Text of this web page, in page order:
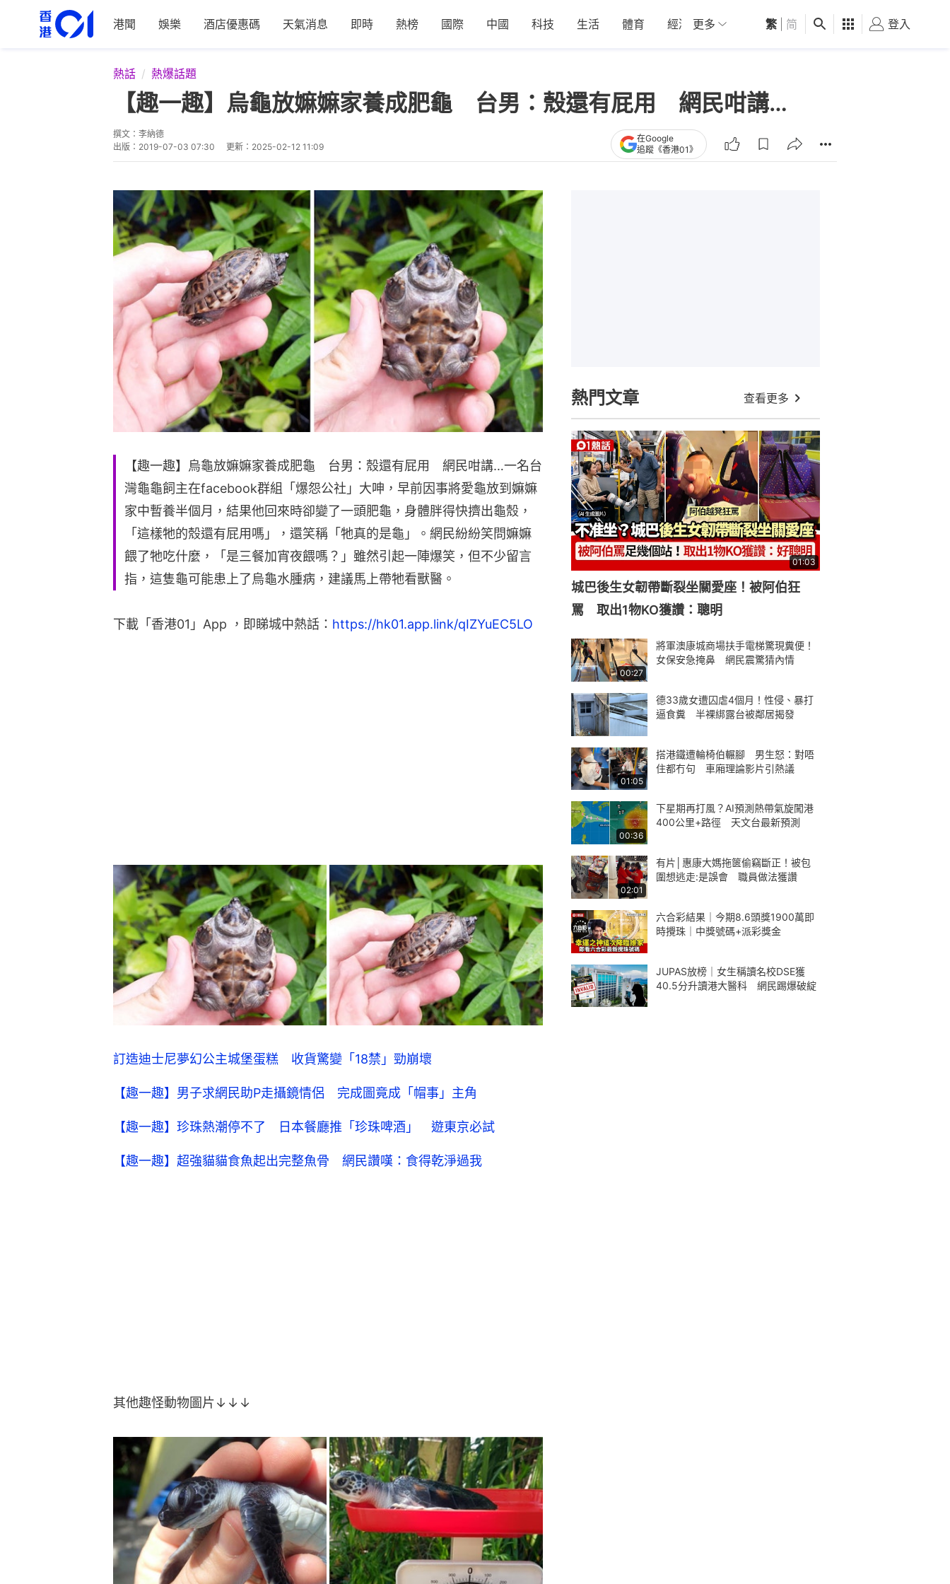
港聞 娛樂 酒店優惠碼 天氣消息 即時 熱榜 國際 中國 科技 生活 體育 經濟 01深圳 觀點 健康 好食玩飛
更多 繁 简 登入
熱話 熱爆話題
【趣一趣】烏龜放嫲嫲家養成肥龜 台男：殼還有屁用 網民咁講…
撰文： 李納德
出版： 2019-07-03 07:30 更新： 2025-02-12 11:09
在Google
追蹤《香港01》
【趣一趣】烏龜放嫲嫲家養成肥龜 台男：殼還有屁用 網民咁講…一名台
灣龜龜飼主在facebook群組「爆怨公社」大呻，早前因事將愛龜放到嫲嫲
家中暫養半個月，結果他回來時卻變了一頭肥龜，身體胖得快擠出龜殼，
「這樣牠的殼還有屁用嗎」，還笑稱「牠真的是龜」。網民紛紛笑問嫲嫲
餵了牠吃什麼，「是三餐加宵夜餵嗎？」雖然引起一陣爆笑，但不少留言
指，這隻龜可能患上了烏龜水腫病，建議馬上帶牠看獸醫。
下載「香港01」App ，即睇城中熱話： https://hk01.app.link/qIZYuEC5LO
訂造迪士尼夢幻公主城堡蛋糕 收貨驚變「18禁」勁崩壞
【趣一趣】男子求網民助P走攝鏡情侶 完成圖竟成「帽事」主角
【趣一趣】珍珠熱潮停不了 日本餐廳推「珍珠啤酒」 遊東京必試
【趣一趣】超強貓貓食魚起出完整魚骨 網民讚嘆：食得乾淨過我
其他趣怪動物圖片↓↓↓
熱門文章 查看更多
01:03
城巴後生女韌帶斷裂坐關愛座！被阿伯狂
罵 取出1物KO獲讚：聰明
00:27
將軍澳康城商場扶手電梯驚現糞便！
女保安急掩鼻 網民震驚猜內情
德33歲女遭囚虐4個月！性侵、暴打
逼食糞 半裸綁露台被鄰居揭發
01:05
搭港鐵遭輪椅伯輾腳 男生怒：對唔
住都冇句 車廂理論影片引熱議
00:36
下星期再打風？AI預測熱帶氣旋闖港
400公里+路徑 天文台最新預測
02:01
有片│惠康大媽拖篋偷竊斷正！被包
圍想逃走:是誤會 職員做法獲讚
六合彩結果｜今期8.6頭獎1900萬即
時攪珠｜中獎號碼+派彩獎金
JUPAS放榜｜女生稱讀名校DSE獲
40.5分升讀港大醫科 網民踢爆破綻